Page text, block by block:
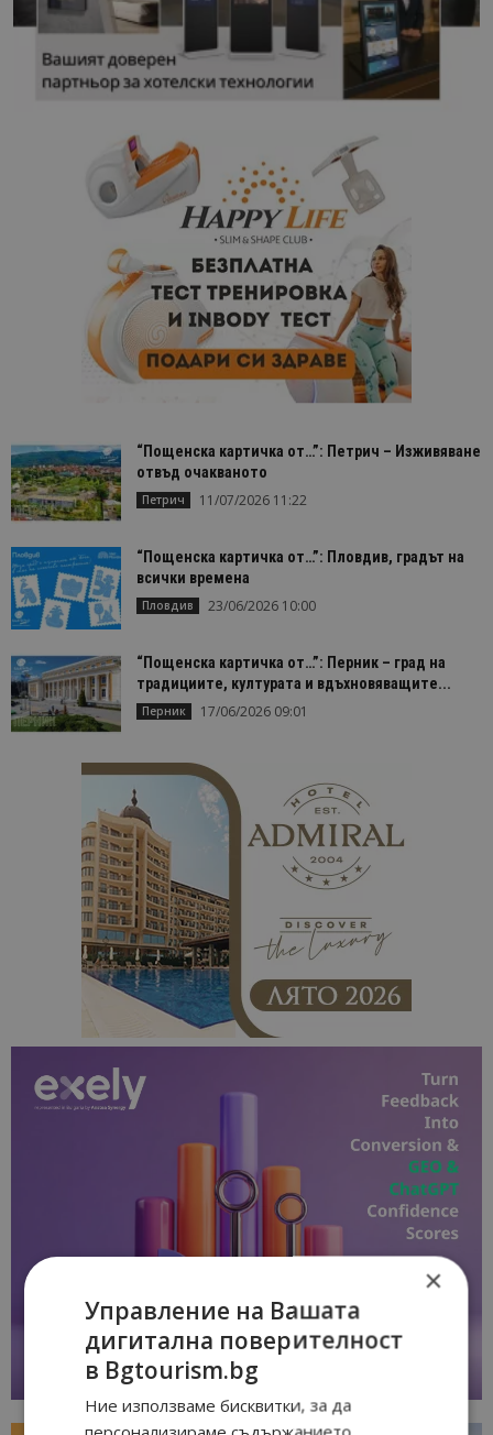
“Пощенска картичка от…”: Петрич – Изживяване
отвъд очакваното
Петрич 11/07/2026 11:22
“Пощенска картичка от…”: Пловдив, градът на
всички времена
Пловдив 23/06/2026 10:00
“Пощенска картичка от…”: Перник – град на
традициите, културата и вдъхновяващите...
Перник 17/06/2026 09:01
×
Управление на Вашата
дигитална поверителност
в Bgtourism.bg
Ние използваме бисквитки, за да